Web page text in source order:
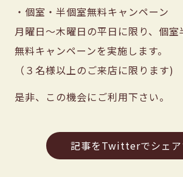
・個室・半個室無料キャンペーン
月曜日〜木曜日の平日に限り、個
無料キャンペーンを実施します。
（３名様以上のご来店に限ります)
是非、この機会にご利用下さい。
記事をTwitterでシェア